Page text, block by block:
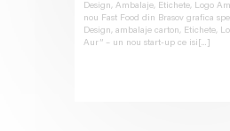
Design, Ambalaje, Etichete, Logo
nou Fast Food din Brasov grafica
Design, ambalaje carton, Etichete,
Aur” – un nou start-up ce isi[...]